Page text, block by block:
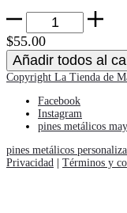
Amor
de
Ultratumba
Pin
cantidad
$55.00
Añadir todos al
Copyright La Tienda de
Facebook
Instagram
pines metálicos
pines metálicos
Privacidad | Términos y